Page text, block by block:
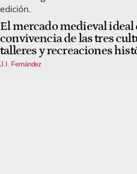
El mercado medieval ideal
convivencia de las tres
talleres y recreaciones
J.I. Fernández